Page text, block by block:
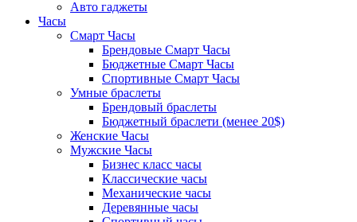
Авто гаджеты
Часы
Смарт Часы
Брендовые Смарт Часы
Бюджетные Смарт Часы
Спортивные Смарт Часы
Умные браслеты
Брендовый браслеты
Бюджетный браслети (менее 20$)
Женские Часы
Мужские Часы
Бизнес класс часы
Классические часы
Механические часы
Деревянные часы